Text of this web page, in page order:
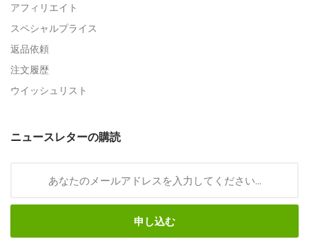
アフィリエイト
スペシャルプライス
返品依頼
注文履歴
ウイッシュリスト
ニュースレターの購読
申し込む